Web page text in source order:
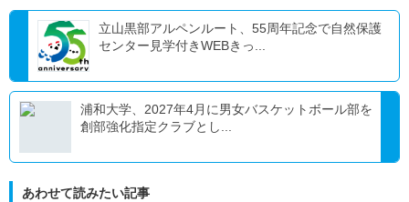
立山黒部アルペンルート、55周年記念で自然保護
センター見学付きWEBきっ...
浦和大学、2027年4月に男女バスケットボール部を
創部強化指定クラブとし...
あわせて読みたい記事